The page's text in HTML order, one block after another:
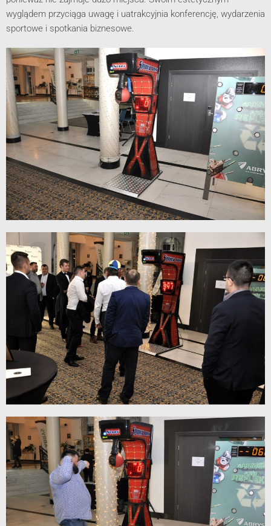
wyglądem przyciąga uwagę i uatrakcyjnia konferencję, wydarzenia
sportowe i spotkania biznesowe.